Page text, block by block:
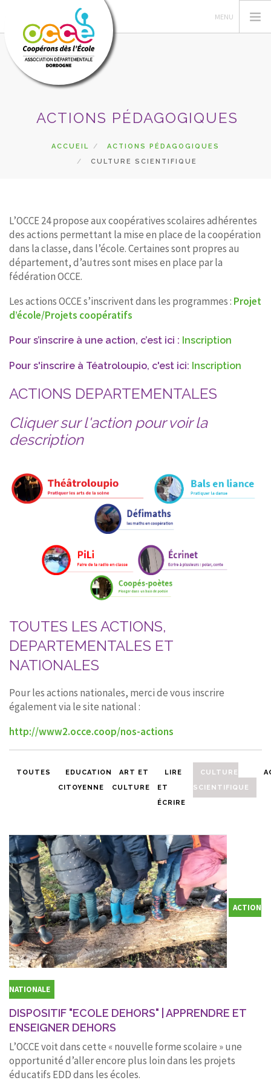
PÉDAGOGIE
COOPÉRATIVE SCOLAIRE
ENTAU | COOP'BLOG
PRETS | SERVICES
ESPACE RÉSERVÉ
RECHERCHER
ACTIONS PÉDAGOGIQUES
ACCUEIL
ACTIONS PÉDAGOGIQUES
CULTURE SCIENTIFIQUE
L’OCCE 24 propose aux coopératives scolaires adhérentes
des actions permettant la mise en place de la coopération
dans la classe, dans l’école. Certaines sont propres au
département, d’autres sont mises en place par la
fédération OCCE.
Les actions OCCE s’inscrivent dans les programmes : Projet
d’école/Projets coopératifs
Pour s’inscrire à une action, c’est ici : Inscription
Pour s'inscrire à Téatroloupio, c'est ici: Inscription
ACTIONS DEPARTEMENTALES
Cliquer sur l'action pour voir la
description
TOUTES LES ACTIONS,
DEPARTEMENTALES ET
NATIONALES
Pour les actions nationales, merci de vous inscrire
également via le site national :
http://www2.occe.coop/nos-actions
TOUTES
EDUCATION
CITOYENNE
ART ET
CULTURE
LIRE
ET
ÉCRIRE
CULTURE
SCIENTIFIQUE
ACTION
NATIONALE
DISPOSITIF "ECOLE DEHORS" | APPRENDRE ET
ENSEIGNER DEHORS
L’OCCE voit dans cette « nouvelle forme scolaire » une
opportunité d’aller encore plus loin dans les projets
éducatifs EDD dans les écoles.